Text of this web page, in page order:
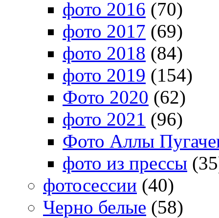
фото 2016 (70)
фото 2017 (69)
фото 2018 (84)
фото 2019 (154)
Фото 2020 (62)
фото 2021 (96)
Фото Аллы
фото из прессы
фотосессии (40)
Черно белые (58)